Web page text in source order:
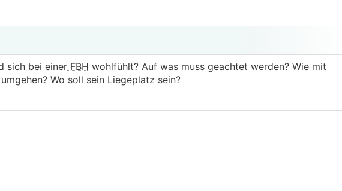
sich bei einerFBH wohlfühlt? Auf was muss geachtet werden? Wie mit
Wo soll sein Liegeplatz sein?